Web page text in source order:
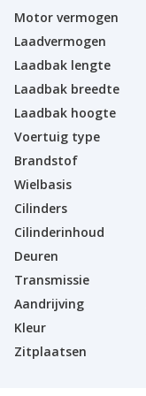
Motor vermogen
Laadvermogen
Laadbak lengte
Laadbak breedte
Laadbak hoogte
Voertuig type
Brandstof
Wielbasis
Cilinders
Cilinderinhoud
Deuren
Transmissie
Aandrijving
Kleur
Zitplaatsen